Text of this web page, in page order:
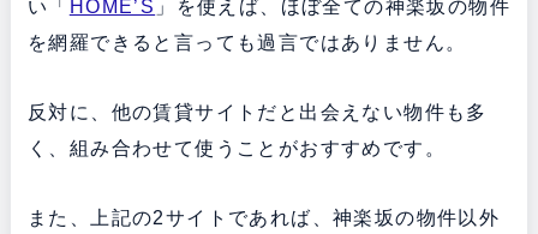
い「 HOME’S 」を使えば、ほぼ全ての神楽坂の物件
を網羅できると言っても過言ではありません。
反対に、他の賃貸サイトだと出会えない物件も多
く、組み合わせて使うことがおすすめです。
また、上記の2サイトであれば、神楽坂の物件以外